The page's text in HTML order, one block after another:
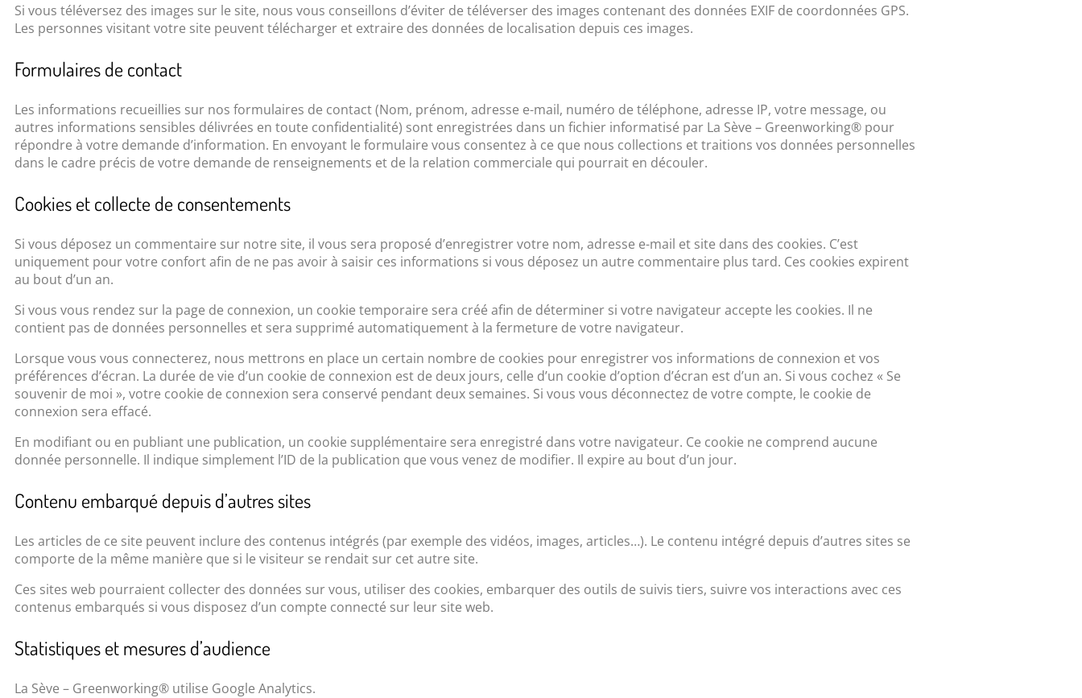
Si vous téléversez des images sur le site, nous vous conseillons d’éviter de téléverser des images contenant des données EXIF de coordonnées GPS.
Les personnes visitant votre site peuvent télécharger et extraire des données de localisation depuis ces images.
Formulaires de contact
Les informations recueillies sur nos formulaires de contact (Nom, prénom, adresse e-mail, numéro de téléphone, adresse IP, votre message, ou
autres informations sensibles délivrées en toute confidentialité) sont enregistrées dans un fichier informatisé par La Sève – Greenworking® pour
répondre à votre demande d’information. En envoyant le formulaire vous consentez à ce que nous collections et traitions vos données personnelles
dans le cadre précis de votre demande de renseignements et de la relation commerciale qui pourrait en découler.
Cookies et collecte de consentements
Si vous déposez un commentaire sur notre site, il vous sera proposé d’enregistrer votre nom, adresse e-mail et site dans des cookies. C’est
uniquement pour votre confort afin de ne pas avoir à saisir ces informations si vous déposez un autre commentaire plus tard. Ces cookies expirent
au bout d’un an.
Si vous vous rendez sur la page de connexion, un cookie temporaire sera créé afin de déterminer si votre navigateur accepte les cookies. Il ne
contient pas de données personnelles et sera supprimé automatiquement à la fermeture de votre navigateur.
Lorsque vous vous connecterez, nous mettrons en place un certain nombre de cookies pour enregistrer vos informations de connexion et vos
préférences d’écran. La durée de vie d’un cookie de connexion est de deux jours, celle d’un cookie d’option d’écran est d’un an. Si vous cochez « Se
souvenir de moi », votre cookie de connexion sera conservé pendant deux semaines. Si vous vous déconnectez de votre compte, le cookie de
connexion sera effacé.
En modifiant ou en publiant une publication, un cookie supplémentaire sera enregistré dans votre navigateur. Ce cookie ne comprend aucune
donnée personnelle. Il indique simplement l’ID de la publication que vous venez de modifier. Il expire au bout d’un jour.
Contenu embarqué depuis d’autres sites
Les articles de ce site peuvent inclure des contenus intégrés (par exemple des vidéos, images, articles…). Le contenu intégré depuis d’autres sites se
comporte de la même manière que si le visiteur se rendait sur cet autre site.
Ces sites web pourraient collecter des données sur vous, utiliser des cookies, embarquer des outils de suivis tiers, suivre vos interactions avec ces
contenus embarqués si vous disposez d’un compte connecté sur leur site web.
Statistiques et mesures d’audience
La Sève – Greenworking® utilise Google Analytics.